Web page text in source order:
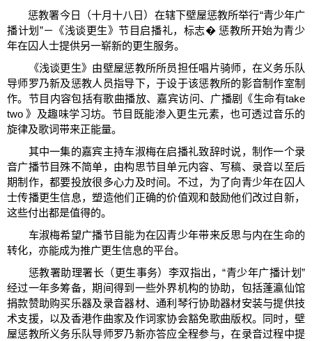
惩教署今日（十月十八日）在辖下壁屋惩教所举行“青少年广
播计划”－《浅谈更生》节目启播礼，标志� 惩教所开始为青少
年在囚人士提供另一崭新的更生服务。
《浅谈更生》由壁屋惩教所所员担任唱片骑师，在义务乐队
导师罗乃新及惩教人员指导下，于设于该惩教所的影音制作室制
作。节目内容包括有歌曲播放、嘉宾访问、广播剧《生命有take
two 》及趣味学习坊。节目既能渗入更生元素，也可透过音乐的
旋律及歌词带来正能量。
其中一集的嘉宾主持车淑梅在启播礼致辞时说，制作一个录
音广播节目殊不简单，由构思节目单元内容、写稿、录音以至后
期制作，都要投放很多心力及时间。不过，为了向青少年在囚人
士传播更生信息，塑造他们正确的价值观和鼓励他们改过自新，
这些付出都是值得的。
车淑梅希望广播节目能为在囚青少年带来反思与内在生命的
转化，亦能成为推广更生信息的平台。
惩教署助理署长（更生事务）李双指出，“青少年广播计划”
经过一年多筹备，期间得到一些外界机构的协助，包括蓬瀛仙馆
捐款赞助购买乐器及录音器材、通利琴行协助器材安装与提供技
术支援，以及香港作曲家及作词家协会豁免歌曲版权。同时，壁
屋惩教所义务乐队导师罗乃新亦答应全程参与，在录音过程中提